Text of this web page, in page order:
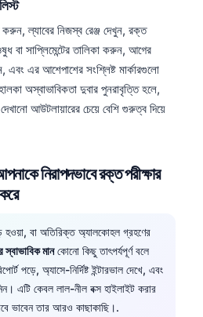
করুন, ল্যাবের নিজস্ব রেঞ্জ দেখুন, রক্ত
সাপ্লিমেন্টের তালিকা করুন, আগের
এর আশেপাশের সংশ্লিষ্ট মার্কারগুলো
অস্বাভাবিকতা দুবার পুনরাবৃত্তি হলে,
আউটলায়ারের চেয়ে বেশি গুরুত্ব দিয়ে
নিরাপদভাবে রক্ত পরীক্ষার
হওয়া, বা অতিরিক্ত অ্যালকোহল গ্রহণের
স্বাভাবিক মানকোনো কিছু তাৎপর্যপূর্ণ বলে
পড়ে, অ্যাসে-নির্দিষ্ট ইন্টারভাল দেখে, এবং
এটি কেবল লাল-নীল বক্স হাইলাইট করার
ভাবেন তার আরও কাছাকাছি।.